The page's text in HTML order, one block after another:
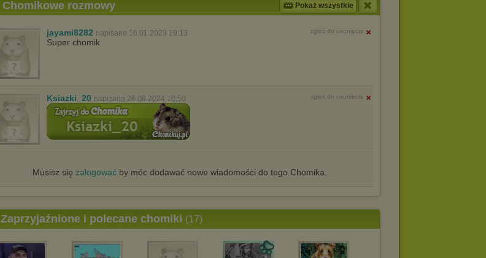
Chomikowe rozmowy Pokaż wszystkie
jayami8282 napisano 16.01.2023 19:13 zgłoś do usunięcia
Super chomik
Ksiazki_20 napisano 26.08.2024 10:50 zgłoś do usunięcia
Musisz się zalogowaćby móc dodawać nowe wiadomości do tego Chomika.
Zaprzyjaźnione i polecane chomiki (17)